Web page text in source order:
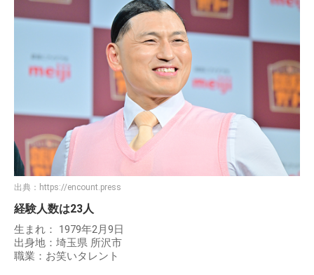
出典： https://encount.press
経験人数は23人
生まれ： 1979年2月9日
出身地：埼玉県 所沢市
職業：お笑いタレント